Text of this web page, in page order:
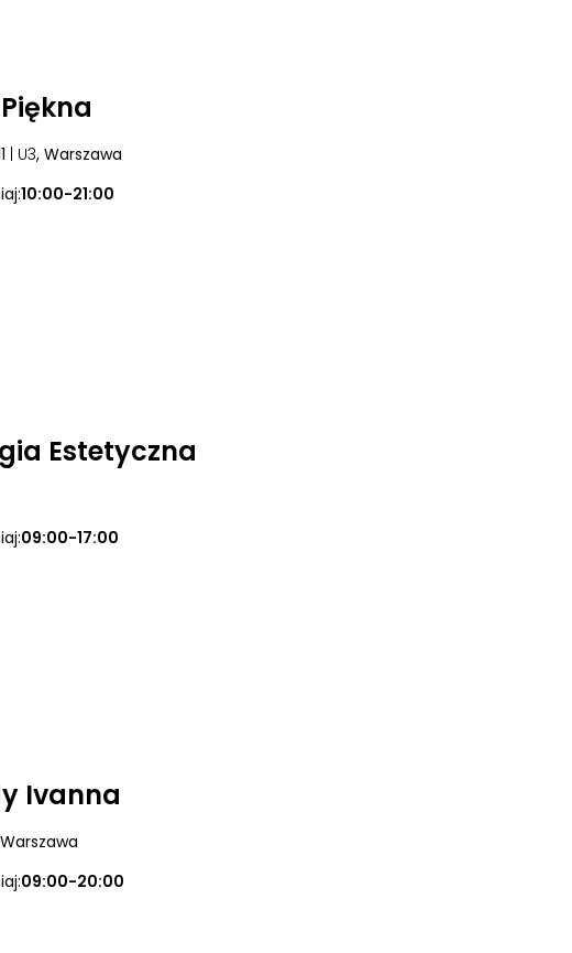
| U3, Warszawa
10:00-21:00
Estetyczna
09:00-17:00
Ivanna
09:00-20:00